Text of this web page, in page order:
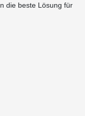
die beste Lösung für